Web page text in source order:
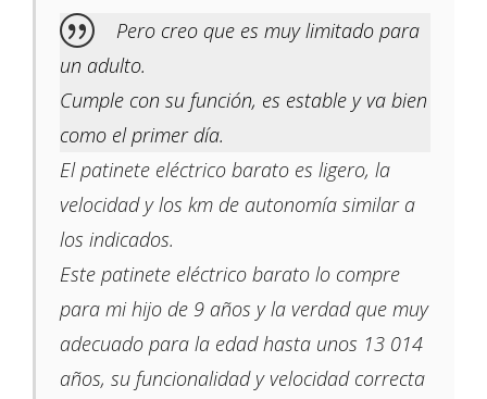
Pero creo que es muy limitado para
un adulto.
Cumple con su función, es estable y va bien
como el primer día.
El patinete eléctrico barato es ligero, la
velocidad y los km de autonomía similar a
los indicados.
Este patinete eléctrico barato lo compre
para mi hijo de 9 años y la verdad que muy
adecuado para la edad hasta unos 13 014
años, su funcionalidad y velocidad correcta